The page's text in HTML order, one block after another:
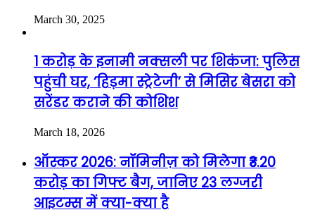
March 30, 2025
1 करोड़ के इनामी नक्सली पर शिकंजा: पुलिस
पहुंची घर, ‘हिड़मा स्ट्रेटेजी’ से मिसिर बेसरा को
सरेंडर कराने की कोशिश
March 18, 2026
ऑस्कर 2026: नॉमिनीज़ को मिलेगा ₹3.20
करोड़ का गिफ्ट बैग, जानिए 23 लग्जरी
आइटम्स में क्या-क्या है